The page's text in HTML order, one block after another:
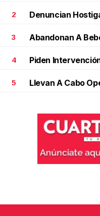
2 Denuncian
3 Abandonan A
4 Piden
5 Llevan A Cabo